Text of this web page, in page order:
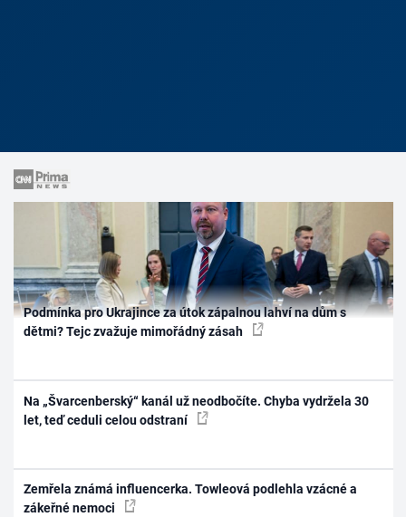
Podmínka pro Ukrajince za útok zápalnou lahví na dům s
dětmi? Tejc zvažuje mimořádný zásah
Na „Švarcenberský“ kanál už neodbočíte. Chyba vydržela 30
let, teď ceduli celou odstraní
Zemřela známá influencerka. Towleová podlehla vzácné a
zákeřné nemoci